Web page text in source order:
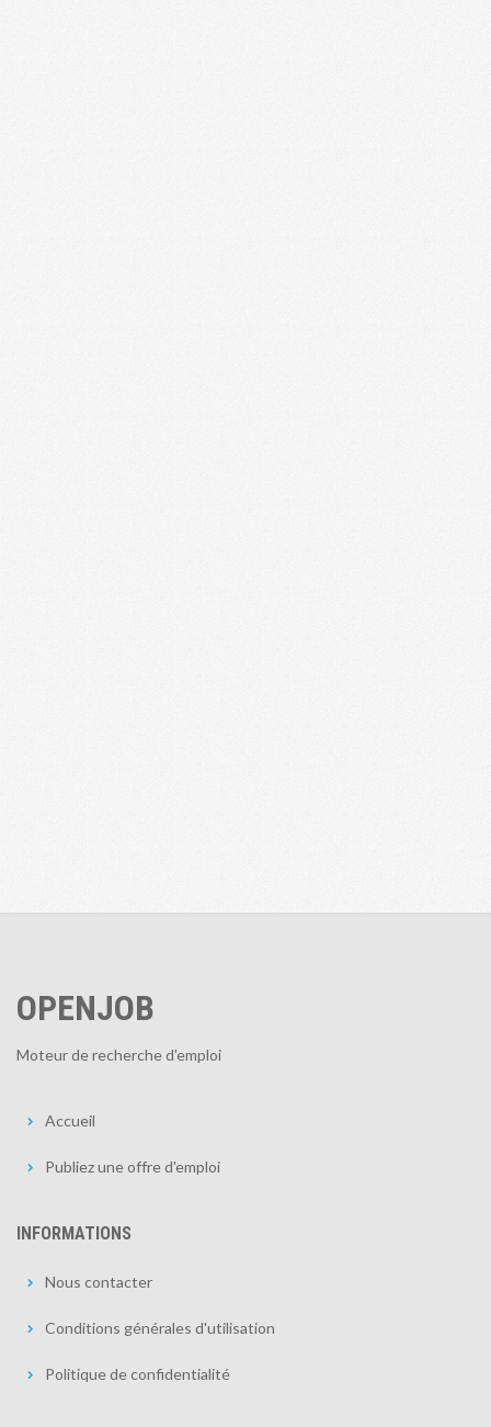
OPENJOB
Moteur de recherche d'emploi
Accueil
Publiez une offre d'emploi
INFORMATIONS
Nous contacter
Conditions générales d'utilisation
Politique de confidentialité